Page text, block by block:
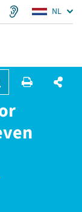
NL